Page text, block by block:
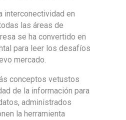
interconectividad en
las áreas de
se ha convertido en
para leer los desafíos
mercado.
conceptos vetustos
de la información para
administrados
la herramienta